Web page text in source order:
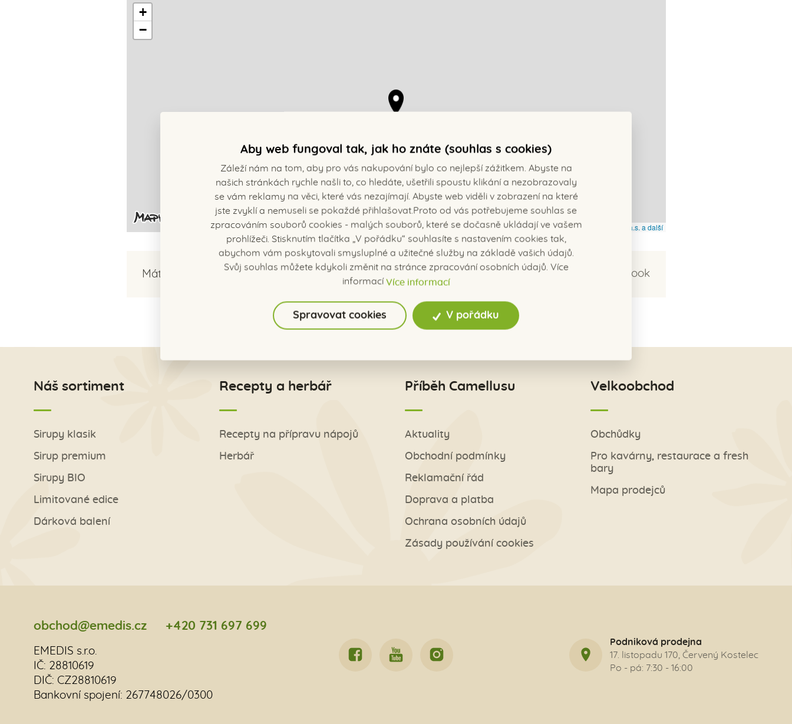
+
−
© Seznam.cz a.s. a další
Máte nějaké dotazy? Kontaktujte nás. Sdílet na Facebook
Náš sortiment
Sirupy klasik
Sirup premium
Sirupy BIO
Limitované edice
Dárková balení
Recepty a herbář
Recepty na přípravu nápojů
Herbář
Příběh Camellusu
Aktuality
Obchodní podmínky
Reklamační řád
Doprava a platba
Ochrana osobních údajů
Zásady používání cookies
Velkoobchod
Obchůdky
Pro kavárny, restaurace a fresh
bary
Mapa prodejců
obchod@emedis.cz +420 731 697 699
EMEDIS s.r.o.
IČ: 28810619
DIČ: CZ28810619
Bankovní spojení: 267748026/0300
Podniková prodejna
17. listopadu 170, Červený Kostelec
Po - pá: 7:30 - 16:00
Aby web fungoval tak, jak ho znáte (souhlas s cookies)
Záleží nám na tom, aby pro vás nakupování bylo co nejlepší zážitkem. Abyste na
našich stránkách rychle našli to, co hledáte, ušetřili spoustu klikání a nezobrazovaly
se vám reklamy na věci, které vás nezajímají. Abyste web viděli v zobrazení na které
jste zvyklí a nemuseli se pokaždé přihlašovat.Proto od vás potřebujeme souhlas se
zpracováním souborů cookies - malých souborů, které se dočasně ukládají ve vašem
prohlížeči. Stisknutím tlačítka „V pořádku“ souhlasíte s nastavením cookies tak,
abychom vám poskytovali smysluplné a užitečné služby na základě vašich údajů.
Svůj souhlas můžete kdykoli změnit na stránce zpracování osobních údajů. Více
informacíVíce informací
Spravovat cookies V pořádku